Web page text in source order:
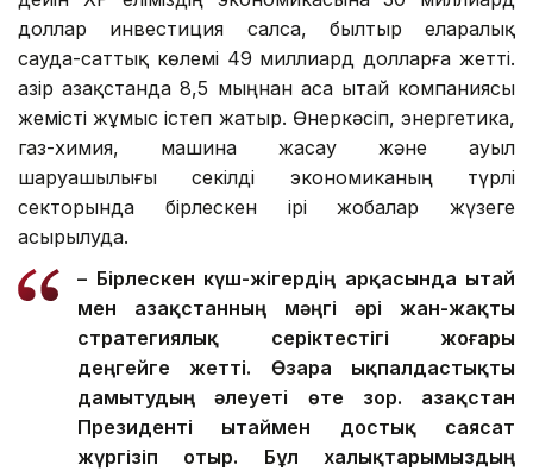
доллар инвестиция салса, былтыр еларалық
сауда-саттық көлемі 49 миллиард долларға жетті.
Қазір Қазақстанда 8,5 мыңнан аса Қытай компаниясы
жемісті жұмыс істеп жатыр. Өнеркәсіп, энергетика,
газ-химия, машина жасау және ауыл
шаруашылығы секілді экономиканың түрлі
секторында бірлескен ірі жобалар жүзеге
асырылуда.
– Бірлескен күш-жігердің арқасында Қытай
мен Қазақстанның мәңгі әрі жан-жақты
стратегиялық серіктестігі жоғары
деңгейге жетті. Өзара ықпалдастықты
дамытудың әлеуеті өте зор. Қазақстан
Президенті Қытаймен достық саясат
жүргізіп отыр. Бұл халықтарымыздың